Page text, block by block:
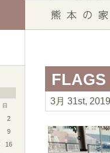
FLAGS
3月 31st,
日
2
9
16